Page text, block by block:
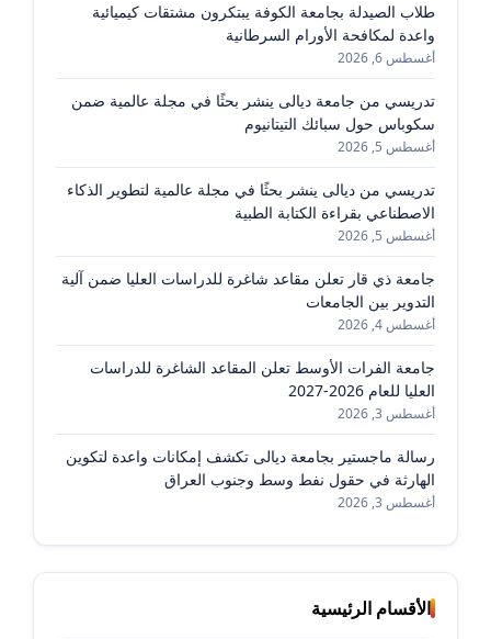
طلاب الصيدلة بجامعة الكوفة يبتكرون مشتقات كيميائية
واعدة لمكافحة الأورام السرطانية
أغسطس 6, 2026
تدريسي من جامعة ديالى ينشر بحثًا في مجلة عالمية ضمن
سكوباس حول سبائك التيتانيوم
أغسطس 5, 2026
تدريسي من ديالى ينشر بحثًا في مجلة عالمية لتطوير الذكاء
الاصطناعي بقراءة الكتابة الطبية
أغسطس 5, 2026
جامعة ذي قار تعلن مقاعد شاغرة للدراسات العليا ضمن آلية
التدوير بين الجامعات
أغسطس 4, 2026
جامعة الفرات الأوسط تعلن المقاعد الشاغرة للدراسات
العليا للعام 2026-2027
أغسطس 3, 2026
رسالة ماجستير بجامعة ديالى تكشف إمكانات واعدة لتكوين
الهارثة في حقول نفط وسط وجنوب العراق
أغسطس 3, 2026
الأقسام الرئيسية